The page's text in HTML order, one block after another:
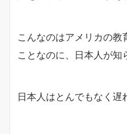
こんなのはアメリカの教
ことなのに、日本人が知
日本人はとんでもなく遅